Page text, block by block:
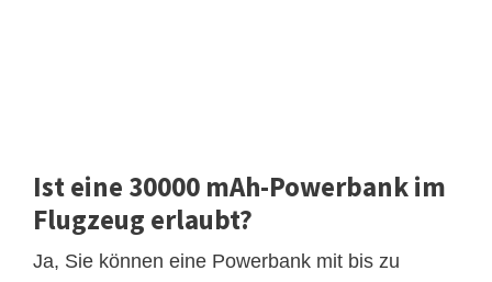
Ist eine 30000 mAh-Powerbank im
Flugzeug erlaubt?
Ja, Sie können eine Powerbank mit bis zu